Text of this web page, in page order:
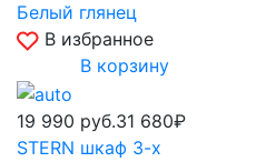
Белый глянец
В избранное
В корзину
19 990 руб.31 680₽
STERN шкаф 3-х